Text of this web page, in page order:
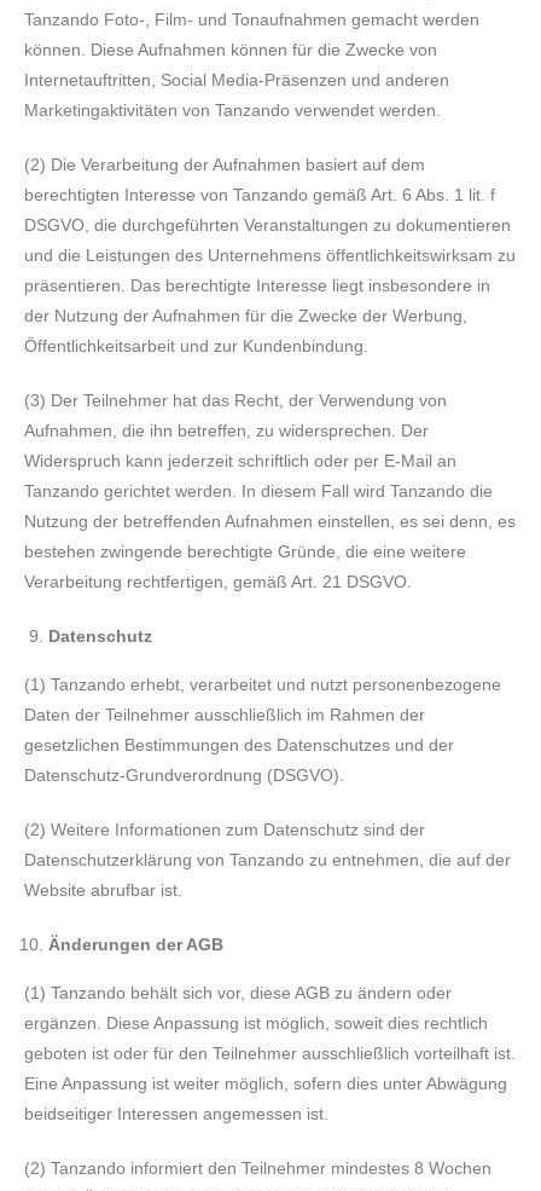
Tanzando Foto-, Film- und Tonaufnahmen gemacht werden
können. Diese Aufnahmen können für die Zwecke von
Internetauftritten, Social Media-Präsenzen und anderen
Marketingaktivitäten von Tanzando verwendet werden.
(2) Die Verarbeitung der Aufnahmen basiert auf dem
berechtigten Interesse von Tanzando gemäß Art. 6 Abs. 1 lit. f
DSGVO, die durchgeführten Veranstaltungen zu dokumentieren
und die Leistungen des Unternehmens öffentlichkeitswirksam zu
präsentieren. Das berechtigte Interesse liegt insbesondere in
der Nutzung der Aufnahmen für die Zwecke der Werbung,
Öffentlichkeitsarbeit und zur Kundenbindung.
(3) Der Teilnehmer hat das Recht, der Verwendung von
Aufnahmen, die ihn betreffen, zu widersprechen. Der
Widerspruch kann jederzeit schriftlich oder per E-Mail an
Tanzando gerichtet werden. In diesem Fall wird Tanzando die
Nutzung der betreffenden Aufnahmen einstellen, es sei denn, es
bestehen zwingende berechtigte Gründe, die eine weitere
Verarbeitung rechtfertigen, gemäß Art. 21 DSGVO.
Datenschutz
(1) Tanzando erhebt, verarbeitet und nutzt personenbezogene
Daten der Teilnehmer ausschließlich im Rahmen der
gesetzlichen Bestimmungen des Datenschutzes und der
Datenschutz-Grundverordnung (DSGVO).
(2) Weitere Informationen zum Datenschutz sind der
Datenschutzerklärung von Tanzando zu entnehmen, die auf der
Website abrufbar ist.
Änderungen der AGB
(1) Tanzando behält sich vor, diese AGB zu ändern oder
ergänzen. Diese Anpassung ist möglich, soweit dies rechtlich
geboten ist oder für den Teilnehmer ausschließlich vorteilhaft ist.
Eine Anpassung ist weiter möglich, sofern dies unter Abwägung
beidseitiger Interessen angemessen ist.
(2) Tanzando informiert den Teilnehmer mindestes 8 Wochen